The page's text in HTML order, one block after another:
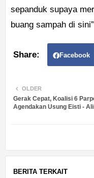
sepanduk supaya
buang sampah di
Facebook
OLDER
Gerak Cepat, Koalisi 6
Agendakan Usung Eisti -
BERITA TERKAIT